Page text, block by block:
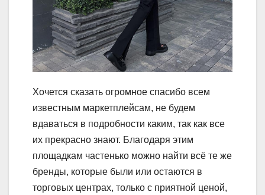
Хочется сказать огромное спасибо всем
известным маркетплейсам, не будем
вдаваться в подробности каким, так как все
их прекрасно знают. Благодаря этим
площадкам частенько можно найти всё те же
бренды, которые были или остаются в
торговых центрах, только с приятной ценой,